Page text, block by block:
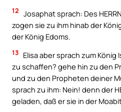
12 Josaphat sprach: Des
zogen sie zu ihm hinab der
der König Edoms.
13 Elisa aber sprach zum König
zu schaffen? gehe hin zu den
und zu den Propheten deiner
sprach zu ihm: Nein! denn der
geladen, daß er sie in der